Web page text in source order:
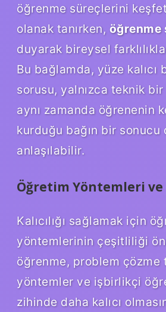
öğrenme süreçlerini
olanak tanırken, öğrenme
duyarak bireysel
Bu bağlamda, yüze kalıcı
sorusu, yalnızca teknik
aynı zamanda öğrenenin
kurduğu bağın bir sonucu
anlaşılabilir.
Öğretim Yöntemleri ve
Kalıcılığı sağlamak için
yöntemlerinin çeşitliliği
öğrenme, problem çözme
yöntemler ve işbirlikçi
zihinde daha kalıcı